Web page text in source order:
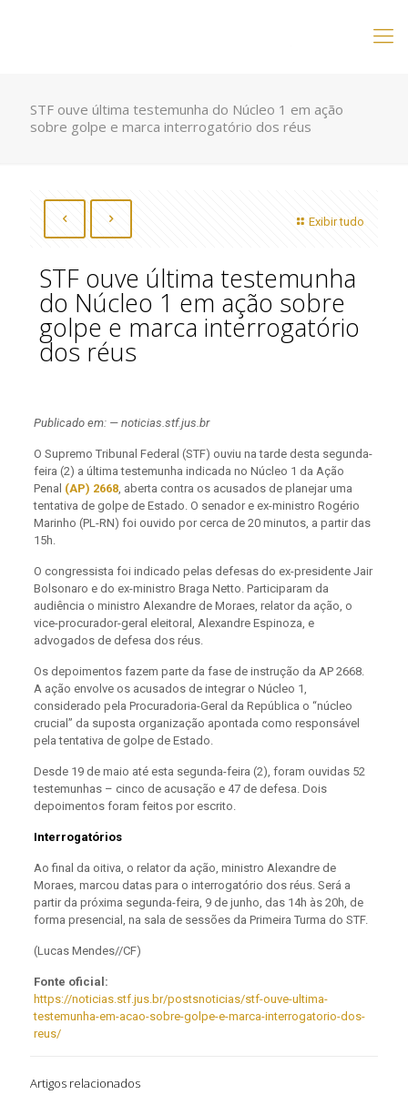
STF ouve última testemunha do Núcleo 1 em ação
sobre golpe e marca interrogatório dos réus
Exibir tudo
STF ouve última testemunha
do Núcleo 1 em ação sobre
golpe e marca interrogatório
dos réus
Publicado em: — noticias.stf.jus.br
O Supremo Tribunal Federal (STF) ouviu na tarde desta segunda-
feira (2) a última testemunha indicada no Núcleo 1 da Ação
Penal (AP) 2668, aberta contra os acusados de planejar uma
tentativa de golpe de Estado. O senador e ex-ministro Rogério
Marinho (PL-RN) foi ouvido por cerca de 20 minutos, a partir das
15h.
O congressista foi indicado pelas defesas do ex-presidente Jair
Bolsonaro e do ex-ministro Braga Netto. Participaram da
audiência o ministro Alexandre de Moraes, relator da ação, o
vice-procurador-geral eleitoral, Alexandre Espinoza, e
advogados de defesa dos réus.
Os depoimentos fazem parte da fase de instrução da AP 2668.
A ação envolve os acusados de integrar o Núcleo 1,
considerado pela Procuradoria-Geral da República o “núcleo
crucial” da suposta organização apontada como responsável
pela tentativa de golpe de Estado.
Desde 19 de maio até esta segunda-feira (2), foram ouvidas 52
testemunhas – cinco de acusação e 47 de defesa. Dois
depoimentos foram feitos por escrito.
Interrogatórios
Ao final da oitiva, o relator da ação, ministro Alexandre de
Moraes, marcou datas para o interrogatório dos réus. Será a
partir da próxima segunda-feira, 9 de junho, das 14h às 20h, de
forma presencial, na sala de sessões da Primeira Turma do STF.
(Lucas Mendes//CF)
Fonte oficial:
https://noticias.stf.jus.br/postsnoticias/stf-ouve-ultima-
testemunha-em-acao-sobre-golpe-e-marca-interrogatorio-dos-
reus/
Artigos relacionados